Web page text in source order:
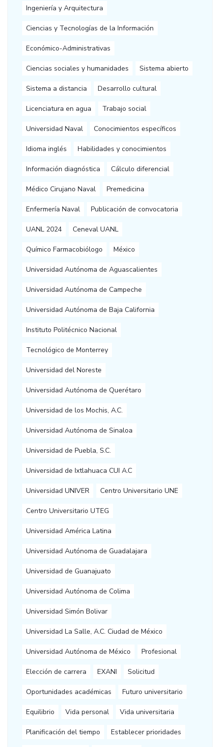
Ingeniería y Arquitectura
Ciencias y Tecnologías de la Información
Económico-Administrativas
Ciencias sociales y humanidades Sistema abierto
Sistema a distancia Desarrollo cultural
Licenciatura en agua Trabajo social
Universidad Naval Conocimientos específicos
Idioma inglés Habilidades y conocimientos
Información diagnóstica Cálculo diferencial
Médico Cirujano Naval Premedicina
Enfermería Naval Publicación de convocatoria
UANL 2024 Ceneval UANL
Químico Farmacobiólogo México
Universidad Autónoma de Aguascalientes
Universidad Autónoma de Campeche
Universidad Autónoma de Baja California
Instituto Politécnico Nacional
Tecnológico de Monterrey
Universidad del Noreste
Universidad Autónoma de Querétaro
Universidad de los Mochis, A.C.
Universidad Autónoma de Sinaloa
Universidad de Puebla, S.C.
Universidad de Ixtlahuaca CUI A.C
Universidad UNIVER Centro Universitario UNE
Centro Universitario UTEG
Universidad América Latina
Universidad Autónoma de Guadalajara
Universidad de Guanajuato
Universidad Autónoma de Colima
Universidad Simón Bolivar
Universidad La Salle, A.C. Ciudad de México
Universidad Autónoma de México Profesional
Elección de carrera EXANI Solicitud
Oportunidades académicas Futuro universitario
Equilibrio Vida personal Vida universitaria
Planificación del tiempo Establecer prioridades